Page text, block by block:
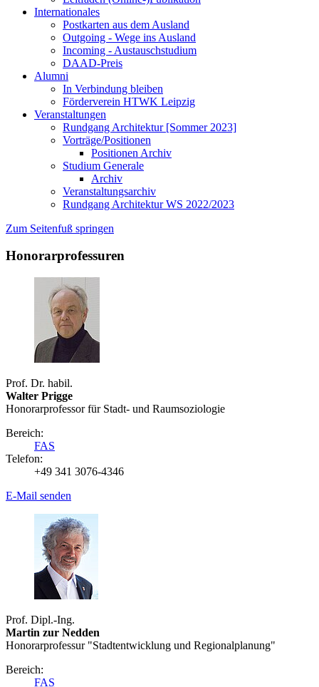
Internationales
Postkarten aus dem Ausland
Outgoing - Wege ins Ausland
Incoming - Austauschstudium
DAAD-Preis
Alumni
In Verbindung bleiben
Förderverein HTWK Leipzig
Veranstaltungen
Rundgang Architektur [Sommer 2023]
Vorträge/Positionen
Positionen Archiv
Studium Generale
Archiv
Veranstaltungsarchiv
Rundgang Architektur WS 2022/2023
Zum Seitenfuß springen
Honorarprofessuren
Prof. Dr. habil.
Walter Prigge
Honorarprofessor für Stadt- und Raumsoziologie
Bereich:
FAS
Telefon:
+49 341 3076-4346
E-Mail senden
Prof. Dipl.-Ing.
Martin zur Nedden
Honorarprofessur "Stadtentwicklung und Regionalplanung"
Bereich:
FAS